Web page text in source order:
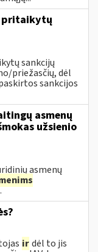
pritaikytų
sankcijų
priežasčių, dėl
sankcijos
asmenų
užsienio
asmenų
irdėl to jis